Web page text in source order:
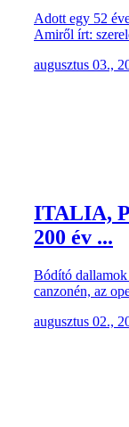
Adott egy 52
Amiről írt:
augusztus 03.,
ITALIA,
200 év ...
Bódító dallamok
canzonén, az
augusztus 02.,